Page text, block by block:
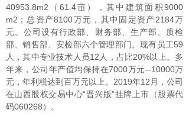
40953.8m2（61.4亩），其中建筑面积9000
m2；总资产8100万元，其中固定资产2184万
元。公司设有行政部、财务部、生产部、质检
部、销售部、安检部六个管理部门。现有员工59
人，其中专业技术人员12人，占比20%以上。多
年来，公司年产值均保持在7000万元--10000万
元，年利税达到百万元以上。2019年12月，公司
在山西股权交易中心“晋兴版”挂牌上市（股票代
码060268）。